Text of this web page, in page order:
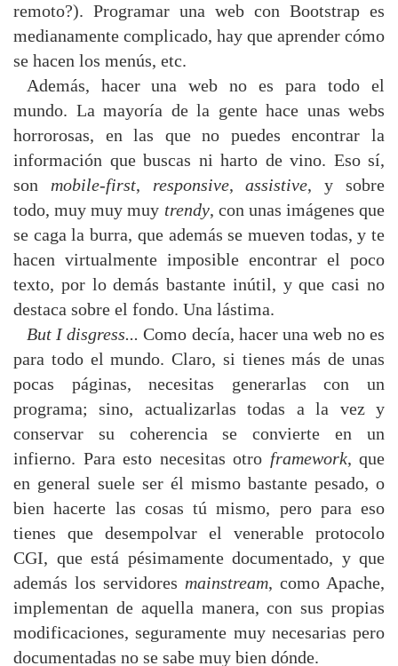
remoto?). Programar una web con Bootstrap es
medianamente complicado, hay que aprender cómo
se hacen los menús, etc.
Además, hacer una web no es para todo el
mundo. La mayoría de la gente hace unas webs
horrorosas, en las que no puedes encontrar la
información que buscas ni harto de vino. Eso sí,
son mobile-first, responsive,assistive, y sobre
todo, muy muy muy trendy, con unas imágenes que
se caga la burra, que además se mueven todas, y te
hacen virtualmente imposible encontrar el poco
texto, por lo demás bastante inútil, y que casi no
destaca sobre el fondo. Una lástima.
But I disgress... Como decía, hacer una web no es
para todo el mundo. Claro, si tienes más de unas
pocas páginas, necesitas generarlas con un
programa; sino, actualizarlas todas a la vez y
conservar su coherencia se convierte en un
infierno. Para esto necesitas otro framework, que
en general suele ser él mismo bastante pesado, o
bien hacerte las cosas tú mismo, pero para eso
tienes que desempolvar el venerable protocolo
CGI, que está pésimamente documentado, y que
además los servidores mainstream, como Apache,
implementan de aquella manera, con sus propias
modificaciones, seguramente muy necesarias pero
documentadas no se sabe muy bien dónde.